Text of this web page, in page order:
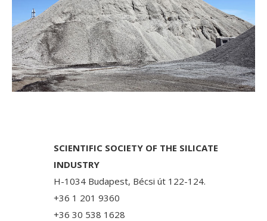
SCIENTIFIC SOCIETY OF THE SILICATE
INDUSTRY
H-1034 Budapest, Bécsi út 122-124.
+36 1 201 9360
+36 30 538 1628